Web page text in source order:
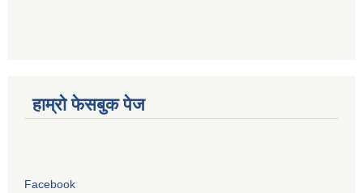
हाम्रो फेसबुक पेज
Facebook